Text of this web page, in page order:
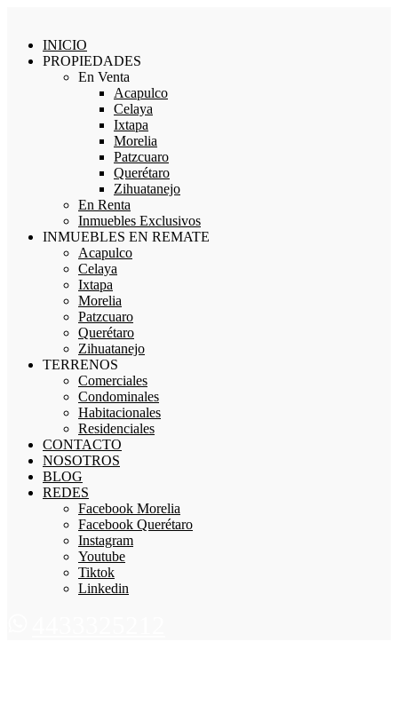
INICIO
PROPIEDADES
En Venta
Acapulco
Celaya
Ixtapa
Morelia
Patzcuaro
Querétaro
Zihuatanejo
En Renta
Inmuebles Exclusivos
INMUEBLES EN REMATE
Acapulco
Celaya
Ixtapa
Morelia
Patzcuaro
Querétaro
Zihuatanejo
TERRENOS
Comerciales
Condominales
Habitacionales
Residenciales
CONTACTO
NOSOTROS
BLOG
REDES
Facebook Morelia
Facebook Querétaro
Instagram
Youtube
Tiktok
Linkedin